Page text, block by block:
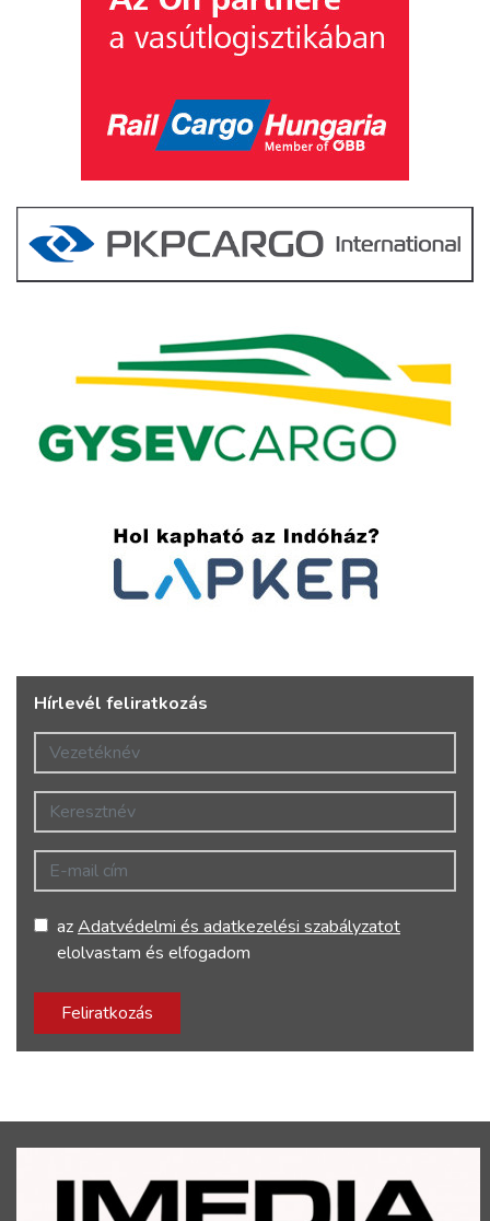
Hírlevél feliratkozás
Vezetéknév
Keresztnév
E-mail cím
azAdatvédelmi és adatkezelési szabályzatot
elolvastam és elfogadom
Feliratkozás